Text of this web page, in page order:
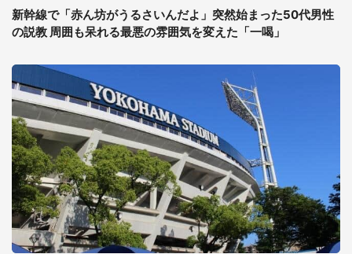
新幹線で「赤ん坊がうるさいんだよ」突然始まった50代男性
の説教 周囲も呆れる最悪の雰囲気を変えた「一喝」